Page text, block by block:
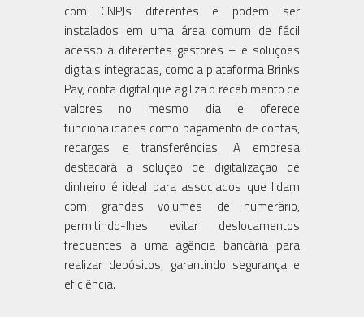
com CNPJs diferentes e podem ser
instalados em uma área comum de fácil
acesso a diferentes gestores – e soluções
digitais integradas, como a plataforma Brinks
Pay, conta digital que agiliza o recebimento de
valores no mesmo dia e oferece
funcionalidades como pagamento de contas,
recargas e transferências. A empresa
destacará a solução de digitalização de
dinheiro é ideal para associados que lidam
com grandes volumes de numerário,
permitindo-lhes evitar deslocamentos
frequentes a uma agência bancária para
realizar depósitos, garantindo segurança e
eficiência.